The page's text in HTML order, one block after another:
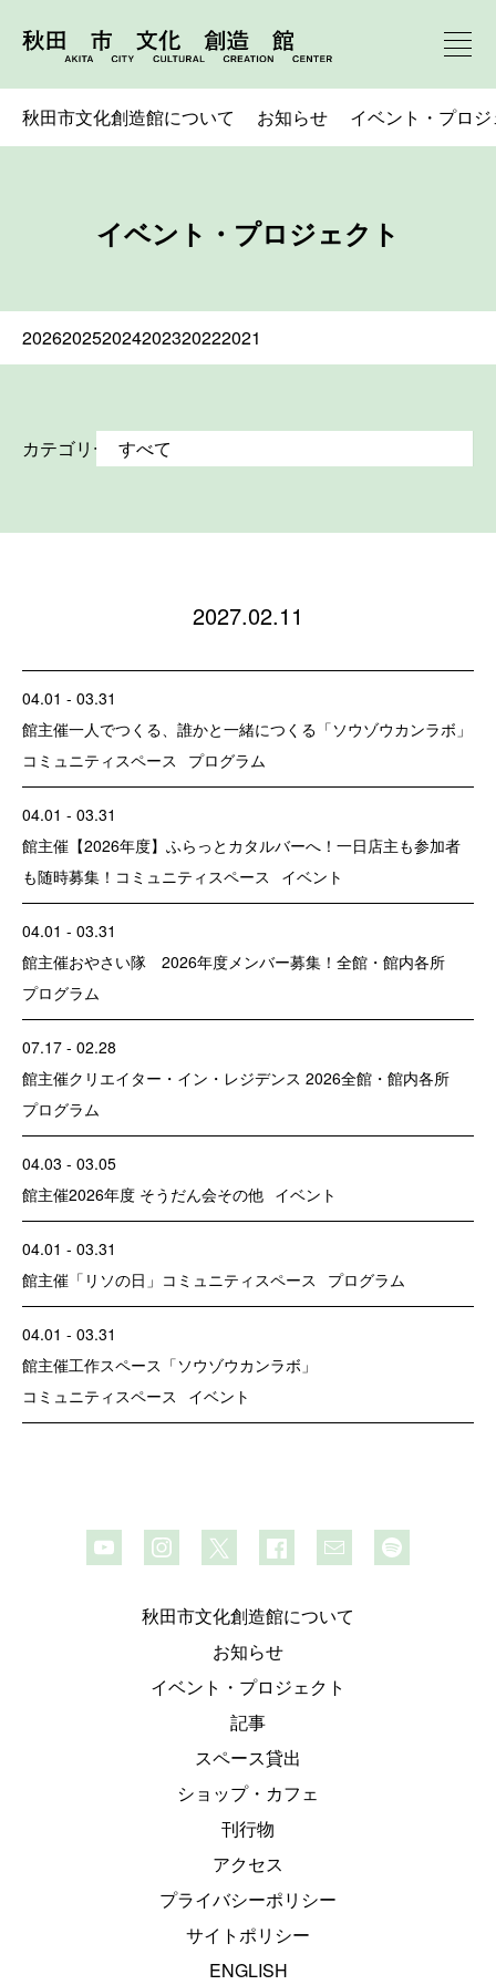
秋田市文化創造館について お知らせ イベント・プロ
イベント・プロジェクト
202620252024202320222021
カテゴリー
2027.02.11
04.01 - 03.31
館主催一人でつくる、誰かと一緒につくる「ソウゾウカンラボ」
コミュニティスペース
プログラム
04.01 - 03.31
館主催 【2026年度】ふらっとカタルバーへ！一日店主も参加者
も随時募集！ コミュニティスペース イベント
04.01 - 03.31
館主催おやさい隊 2026年度メンバー募集！ 全館・館内各所
プログラム
07.17 - 02.28
館主催クリエイター・イン・レジデンス 2026全館・館内各所
プログラム
04.03 - 03.05
館主催2026年度 そうだん会その他 イベント
04.01 - 03.31
館主催 「リソの日」 コミュニティスペース プログラム
04.01 - 03.31
館主催工作スペース「ソウゾウカンラボ」
コミュニティスペース
イベント
秋田市文化創造館について
お知らせ
イベント・プロジェクト
記事
スペース貸出
ショップ・カフェ
刊行物
アクセス
プライバシーポリシー
サイトポリシー
ENGLISH